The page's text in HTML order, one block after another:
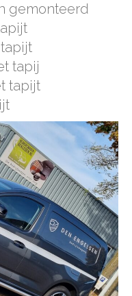
gemonteerd
tapij
tapijt